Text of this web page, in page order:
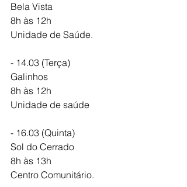
Bela Vista
8h às 12h
Unidade de Saúde.
- 14.03 (Terça)
Galinhos
8h às 12h
Unidade de saúde
- 16.03 (Quinta)
Sol do Cerrado
8h às 13h
Centro Comunitário.